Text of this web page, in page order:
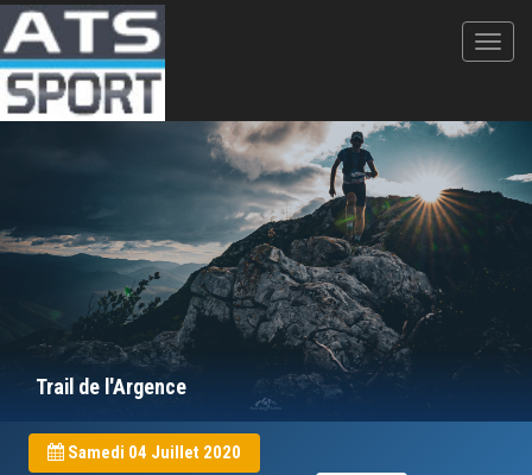
Trail de l'Argence
Samedi 04 Juillet 2020